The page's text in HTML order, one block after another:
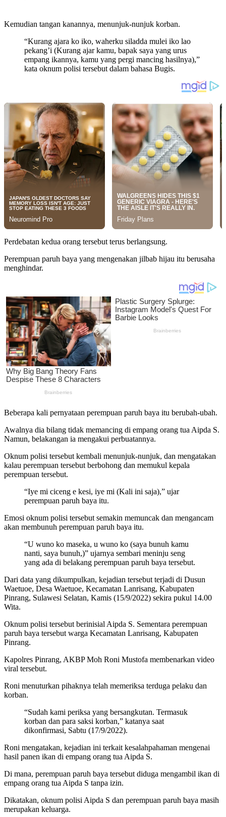
Kemudian tangan kanannya, menunjuk-nunjuk korban.
“Kurang ajara ko iko, waherku siladda mulei iko lao
pekang’i (Kurang ajar kamu, bapak saya yang urus
empang ikannya, kamu yang pergi mancing hasilnya),”
kata oknum polisi tersebut dalam bahasa Bugis.
Perdebatan kedua orang tersebut terus berlangsung.
Perempuan paruh baya yang mengenakan jilbab hijau itu berusaha
menghindar.
Beberapa kali pernyataan perempuan paruh baya itu berubah-ubah.
Awalnya dia bilang tidak memancing di empang orang tua Aipda S.
Namun, belakangan ia mengakui perbuatannya.
Oknum polisi tersebut kembali menunjuk-nunjuk, dan mengatakan
kalau perempuan tersebut berbohong dan memukul kepala
perempuan tersebut.
“Iye mi ciceng e kesi, iye mi (Kali ini saja),” ujar
perempuan paruh baya itu.
Emosi oknum polisi tersebut semakin memuncak dan mengancam
akan membunuh perempuan paruh baya itu.
“U wuno ko maseka, u wuno ko (saya bunuh kamu
nanti, saya bunuh,)” ujarnya sembari meninju seng
yang ada di belakang perempuan paruh baya tersebut.
Dari data yang dikumpulkan, kejadian tersebut terjadi di Dusun
Waetuoe, Desa Waetuoe, Kecamatan Lanrisang, Kabupaten
Pinrang, Sulawesi Selatan, Kamis (15/9/2022) sekira pukul 14.00
Wita.
Oknum polisi tersebut berinisial Aipda S. Sementara perempuan
paruh baya tersebut warga Kecamatan Lanrisang, Kabupaten
Pinrang.
Kapolres Pinrang, AKBP Moh Roni Mustofa membenarkan video
viral tersebut.
Roni menuturkan pihaknya telah memeriksa terduga pelaku dan
korban.
“Sudah kami periksa yang bersangkutan. Termasuk
korban dan para saksi korban,” katanya saat
dikonfirmasi, Sabtu (17/9/2022).
Roni mengatakan, kejadian ini terkait kesalahpahaman mengenai
hasil panen ikan di empang orang tua Aipda S.
Di mana, perempuan paruh baya tersebut diduga mengambil ikan di
empang orang tua Aipda S tanpa izin.
Dikatakan, oknum polisi Aipda S dan perempuan paruh baya masih
merupakan keluarga.